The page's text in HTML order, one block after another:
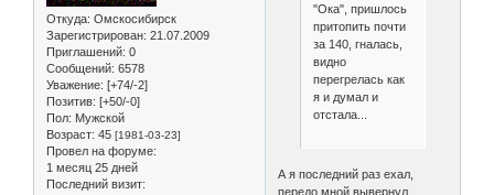
Откуда: Омскосибирск
Зарегистрирован: 21.07.2009
Приглашений: 0
Сообщений: 6578
Уважение: [+74/-2]
Позитив: [+50/-0]
Пол: Мужской
Возраст: 45 [1981-03-23]
Провел на форуме:
1 месяц 25 дней
Последний визит:
"Ока", пришлось
притопить почти
за 140, гналась,
видно
перегрелась как
я и думал и
отстала...
А я последний раз ехал,
передо мной вывернул